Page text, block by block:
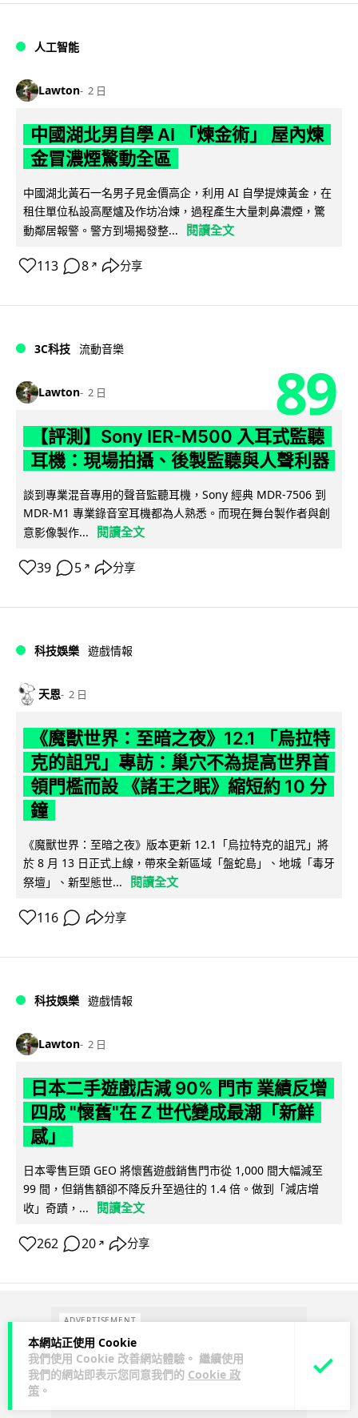
本網站正使用 Cookie
我們使用 Cookie 改善網站體驗。 繼續使用
我們的網站即表示您同意我們的 Cookie 政
策 。
人工智能
Lawton 2 日
中國湖北男自學 AI 「煉金術」 屋內煉
金冒濃煙驚動全區
中國湖北黃石一名男子見金價高企，利用 AI 自學提煉黃金，在
租住單位私設高壓爐及作坊冶煉，過程產生大量刺鼻濃煙，驚
動鄰居報警。警方到場揭發整...
閱讀全文
113 8 ↗ 分享
3C科技 流動音樂
Lawton 2 日 89
【評測】Sony IER-M500 入耳式監聽
耳機：現場拍攝、後製監聽與人聲利器
談到專業混音專用的聲音監聽耳機，Sony 經典 MDR-7506 到
MDR-M1 專業錄音室耳機都為人熟悉。而現在舞台製作者與創
意影像製作...
閱讀全文
39 5 ↗ 分享
科技娛樂 遊戲情報
天恩 2 日
《魔獸世界：至暗之夜》12.1 「烏拉特
克的詛咒」專訪：巢穴不為提高世界首
領門檻而設 《諸王之眠》縮短約 10 分
鐘
《魔獸世界：至暗之夜》版本更新 12.1「烏拉特克的詛咒」將
於 8 月 13 日正式上線，帶來全新區域「盤蛇島」、地城「毒牙
祭壇」、新型態世...
閱讀全文
116 分享
科技娛樂 遊戲情報
Lawton 2 日
日本二手遊戲店減 90% 門市 業績反增
四成 "懷舊"在 Z 世代變成最潮「新鮮
感」
日本零售巨頭 GEO 將懷舊遊戲銷售門市從 1,000 間大幅減至
99 間，但銷售額卻不降反升至過往的 1.4 倍。做到「減店增
收」奇蹟，...
閱讀全文
262 20 ↗ 分享
ADVERTISEMENT